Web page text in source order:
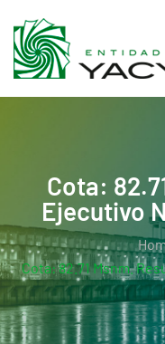
Cota:
Ejecutivo
Cota: 82.71 Msnm.